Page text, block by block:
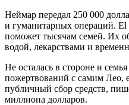
Неймар передал 250 000
и гуманитарных операций. El
поможет тысячам семей. Их
водой, лекарствами и
Не осталась в стороне и
пожертвований c самим Лео,
публичный сбор средств,
миллиона долларов.